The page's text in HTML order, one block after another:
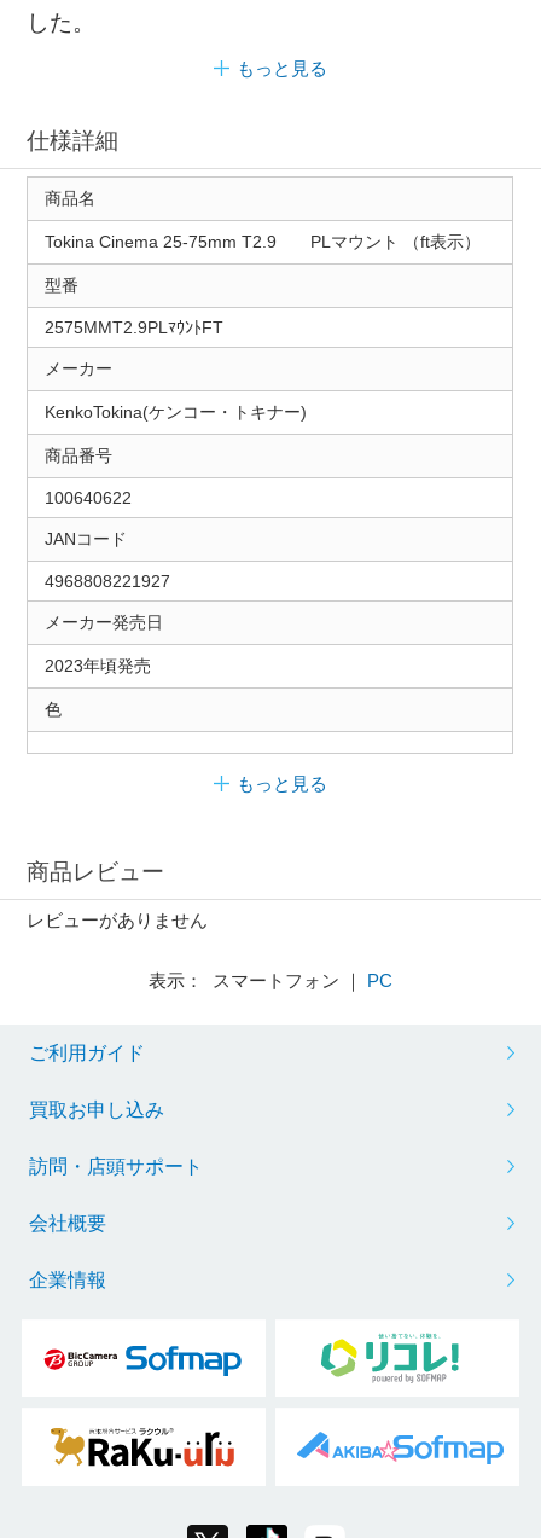
した。
もっと見る
仕様詳細
商品名
Tokina Cinema 25-75mm T2.9 PLマウント （ft表示）
型番
2575MMT2.9PLﾏｳﾝﾄFT
メーカー
KenkoTokina(ケンコー・トキナー)
商品番号
100640622
JANコード
4968808221927
メーカー発売日
2023年頃発売
色
もっと見る
商品レビュー
レビューがありません
表示： スマートフォン ｜ PC
ご利用ガイド
買取お申し込み
訪問・店頭サポート
会社概要
企業情報